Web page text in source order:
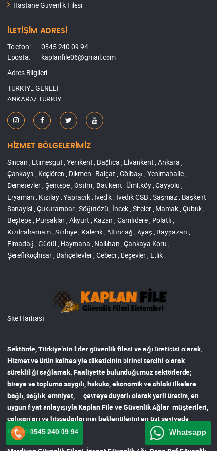
Hastane Güvenlik Filesi
İLETİŞİM ADRESİ
Telefon:
0545 240 09 94
Eposta:
kaplanfile06@gmail.com
Adres Bilgileri
TÜRKİYE GENELİ
ANKARA/ TÜRKİYE
HİZMET BÖLGELERİMİZ
Sincan , Etimesgut , Yenikent , Bağlıca , Elvankent , Ankara ,
Çankaya , Keçiören , Dikmen , Balgat , Gölbaşı , Yenimahalle ,
Demetevler , Şentepe , Ostim , Batıkent , Ümitköy , Çayyolu ,
Eryaman , Kızılay , Yapracık , İvedik , İvedik OSB , Şaşmaz , Başkent
Sanayisi , Çukurambar , Söğütözü , İncek , Siteler , Mamak , Çubuk ,
Beştepe , Pursaklar , Akyurt , Kazan , Çamlıdere , Polatlı ,
Kızılcahamam , Sıhhiye , Kalecik , Altındağ , Ayaş , Baypazarı ,
Elmadağ , Güdül , Haymana , Nallıhan , Çankaya Koru ,
Şereflikoçhisar , Bahçelievler , Cebeci , Beşevler , Etlik
Site Haritası
Sektörde, Türkiye’nin lidergüvenlik filesi ve ağı üreticisi olarak,
Hizmet ve ürün kalitesiyle tüketicinin birinci tercihi olarak
sürekliliği sağlamak. Faaliyette bulunduğumuz sektörlerde;
bireye ve topluma saygılı, hukuka, ekonomik ve ahlaki ilkelere
bağlı, sağlık, emniyet, çevreye duyarlı olarak yerli üretim, en
uygun fiyat anlayışıyla Kaplan File ve Güvenlik Ağları müşterileri,
çalışanları ve hissedarlarının beklentilerini en üst seviyede
karşılamayı hedefliyor.
0545 240 09 94 Whatsapp